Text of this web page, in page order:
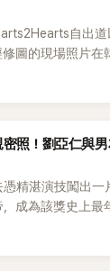
自出
圖的現場照片在
的網友更直呼：「
照！劉亞仁與男
精湛演技闖出一
成為該獎史上最
後，演藝事業受